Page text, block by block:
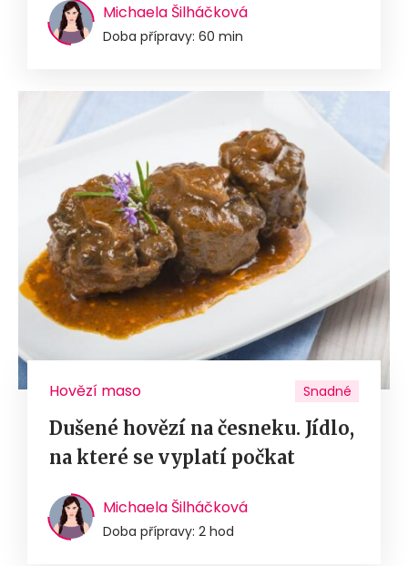
Michaela Šilháčková
Doba přípravy: 60 min
Hovězí maso Snadné
Dušené hovězí na česneku. Jídlo,
na které se vyplatí počkat
Michaela Šilháčková
Doba přípravy: 2 hod